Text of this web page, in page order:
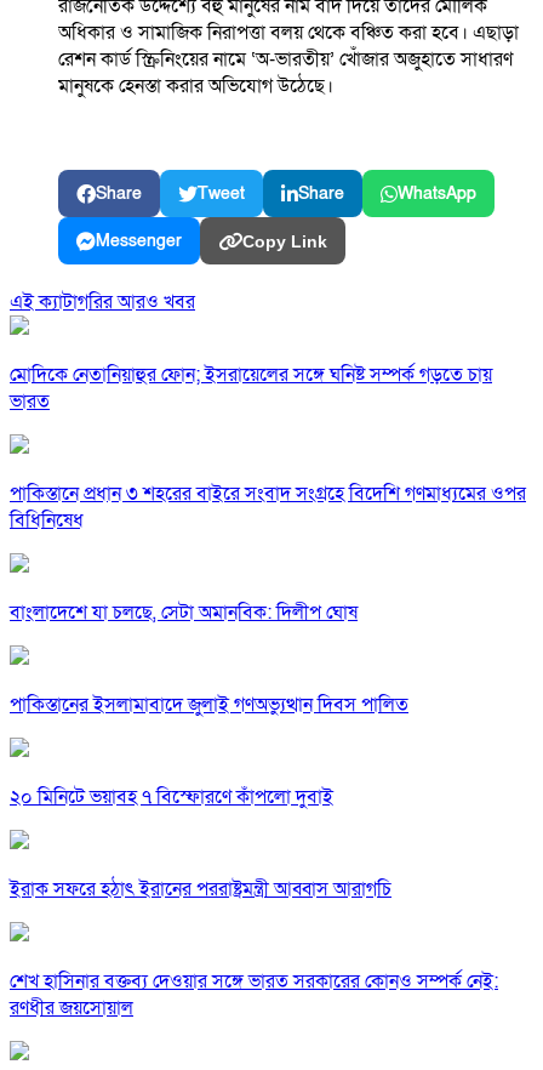
রাজনৈতিক উদ্দেশ্যে বহু মানুষের নাম বাদ দিয়ে তাদের মৌলিক
অধিকার ও সামাজিক নিরাপত্তা বলয় থেকে বঞ্চিত করা হবে। এছাড়া
রেশন কার্ড স্ক্রিনিংয়ের নামে ‘অ-ভারতীয়’ খোঁজার অজুহাতে সাধারণ
মানুষকে হেনস্তা করার অভিযোগ উঠেছে।
Share Tweet Share WhatsApp
Messenger Copy Link
এই ক্যাটাগরির আরও খবর
মোদিকে নেতানিয়াহুর ফোন; ইসরায়েলের সঙ্গে ঘনিষ্ট সম্পর্ক গড়তে চায়
ভারত
পাকিস্তানে প্রধান ৩ শহরের বাইরে সংবাদ সংগ্রহে বিদেশি গণমাধ্যমের ওপর
বিধিনিষেধ
বাংলাদেশে যা চলছে, সেটা অমানবিক: দিলীপ ঘোষ
পাকিস্তানের ইসলামাবাদে জুলাই গণঅভ্যুত্থান দিবস পালিত
২০ মিনিটে ভয়াবহ ৭ বিস্ফোরণে কাঁপলো দুবাই
ইরাক সফরে হঠাৎ ইরানের পররাষ্ট্রমন্ত্রী আব্বাস আরাগচি
শেখ হাসিনার বক্তব্য দেওয়ার সঙ্গে ভারত সরকারের কোনও সম্পর্ক নেই:
রণধীর জয়সোয়াল